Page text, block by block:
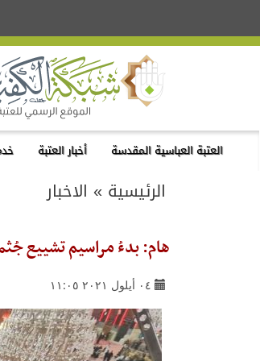
العتبة العباسية المقدسة أخبار العتبة
الرئيسية » الاخبار
هام: بدءُ مراسيم تشييع
٠٤ أيلول ٢٠٢١ ١١:٠٥